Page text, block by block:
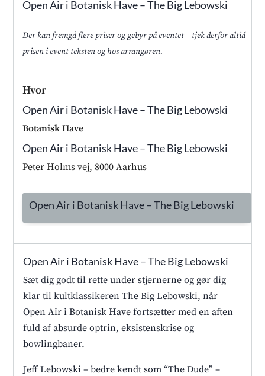
Open Air i Botanisk Have – The Big Lebowski
Der kan fremgå flere priser og gebyr på eventet – tjek derfor altid
prisen i event teksten og hos arrangøren.
Hvor
Open Air i Botanisk Have – The Big Lebowski
Botanisk Have
Open Air i Botanisk Have – The Big Lebowski
Peter Holms vej, 8000 Aarhus
Open Air i Botanisk Have – The Big Lebowski
Open Air i Botanisk Have – The Big Lebowski
Sæt dig godt til rette under stjernerne og gør dig
klar til kultklassikeren The Big Lebowski, når
Open Air i Botanisk Have fortsætter med en aften
fuld af absurde optrin, eksistenskrise og
bowlingbaner.
Jeff Lebowski – bedre kendt som “The Dude” –